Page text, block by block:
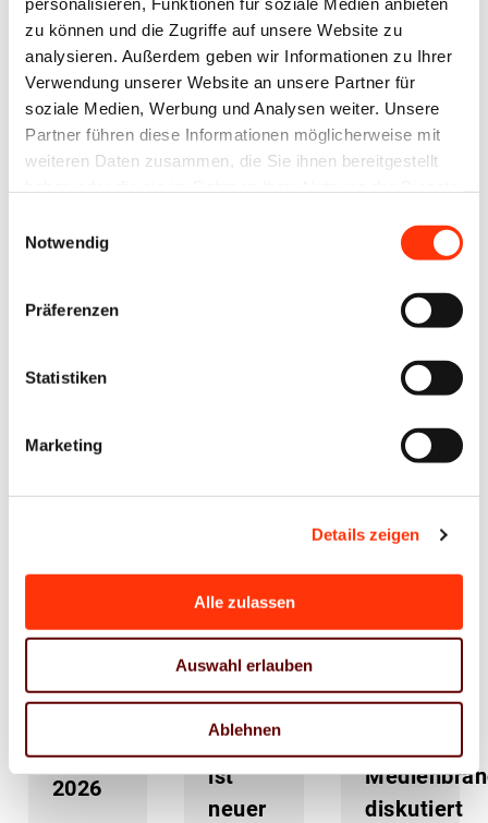
zu können und die Zugriffe auf unsere Website zu
analysieren. Außerdem geben wir Informationen zu Ihrer
Verwendung unserer Website an unsere Partner für
soziale Medien, Werbung und Analysen weiter. Unsere
Partner führen diese Informationen möglicherweise mit
weiteren Daten zusammen, die Sie ihnen bereitgestellt
Notwendig
Präferenzen
Statistiken
Marketing
Details zeigen
Alle zulassen
Auswahl erlauben
Ablehnen
Presse Tarifpolitik
Tarifrunde 2026
BVDM:
Tarifverhandlungen
Druckindustrie
Presse Tarifpolitik
Tarifrunde 2026
Tarifrunde
Druckindustrie
Deutschland
Perspektiven
BVDM-
Konjunkturtelegramm
Juni
2026
Dr.
Bertram
Stausberg
ist
neuer
Druck-
diskutiert